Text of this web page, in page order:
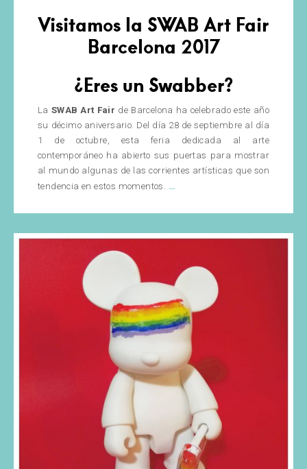
Visitamos la SWAB Art Fair
Barcelona 2017
¿Eres un Swabber?
La SWAB Art Fair de Barcelona ha celebrado este año
su décimo aniversario. Del día 28 de septiembre al día
1 de octubre, esta feria dedicada al arte
contemporáneo ha abierto sus puertas para mostrar
al mundo algunas de las corrientes artísticas que son
tendencia en estos momentos. …
SWAB
Art
Barcelona
2017